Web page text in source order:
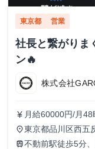
東京都 営業
社長と繋がりま
ン🔥
株式会社
currency_yen 月給60000円/月48
トすれば、学生で
す！
place東京都品川区西五
train不動前駅徒歩5分